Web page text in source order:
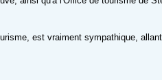
est vraiment sympathique,